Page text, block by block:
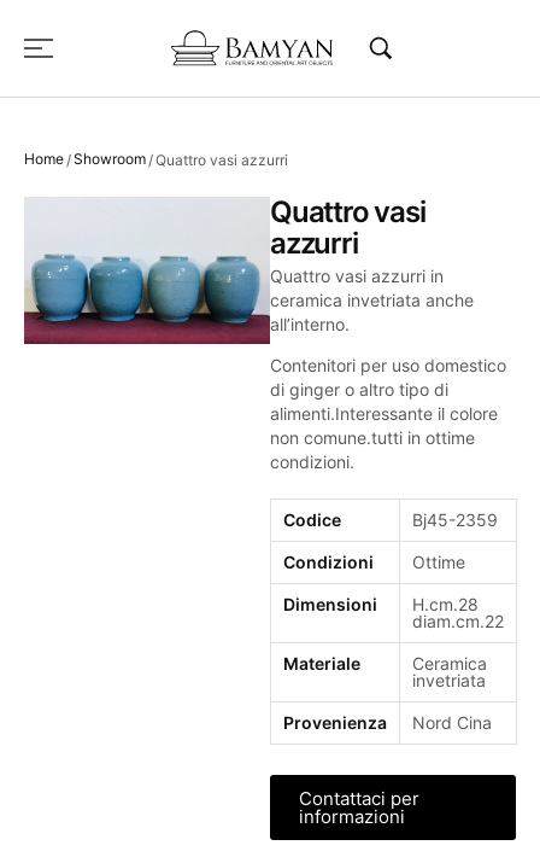
Home /Showroom /Quattro vasi azzurri
Quattro vasi
azzurri
Quattro vasi azzurri in
ceramica invetriata anche
all’interno.
Contenitori per uso domestico
di ginger o altro tipo di
alimenti.Interessante il colore
non comune.tutti in ottime
condizioni.
Codice Bj45-2359
Condizioni Ottime
Dimensioni
H.cm.28
diam.cm.22
Materiale
Ceramica
invetriata
Provenienza Nord Cina
Contattaci per
informazioni